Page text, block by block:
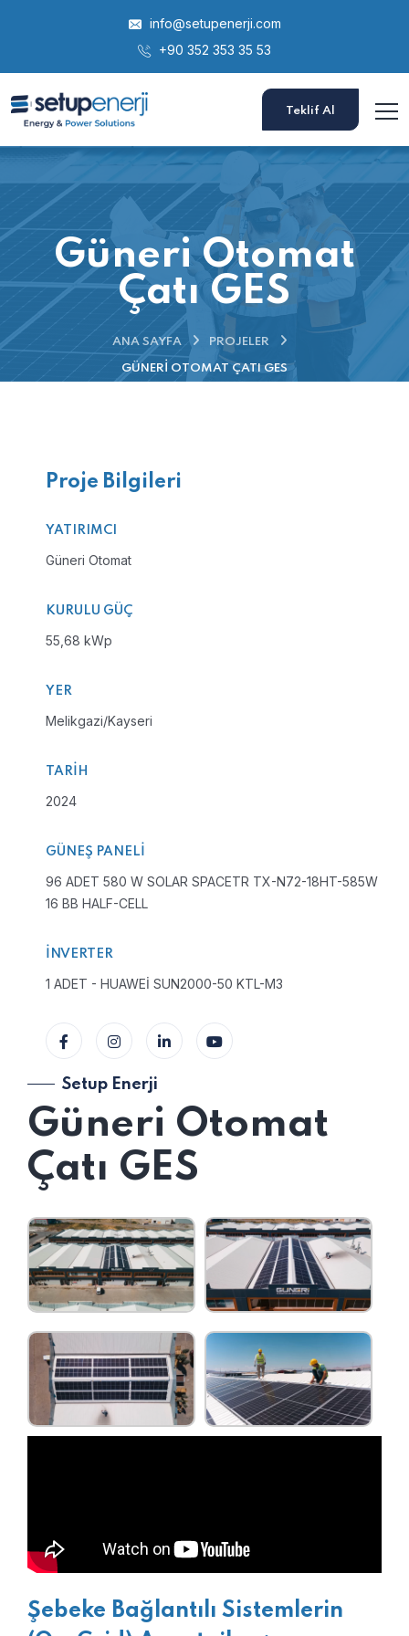
info@setupenerji.com
+90 352 353 35 53
Teklif Al
Güneri Otomat
Çatı GES
ANA SAYFA PROJELER
GÜNERI OTOMAT ÇATI GES
Proje Bilgileri
YATIRIMCI
Güneri Otomat
KURULU GÜÇ
55,68 kWp
YER
Melikgazi/Kayseri
TARIH
2024
GÜNEŞ PANELI
96 ADET 580 W SOLAR SPACETR TX-N72-18HT-585W
16 BB HALF-CELL
İNVERTER
1 ADET - HUAWEİ SUN2000-50 KTL-M3
Setup Enerji
Güneri Otomat
Çatı GES
Şebeke Bağlantılı Sistemlerin